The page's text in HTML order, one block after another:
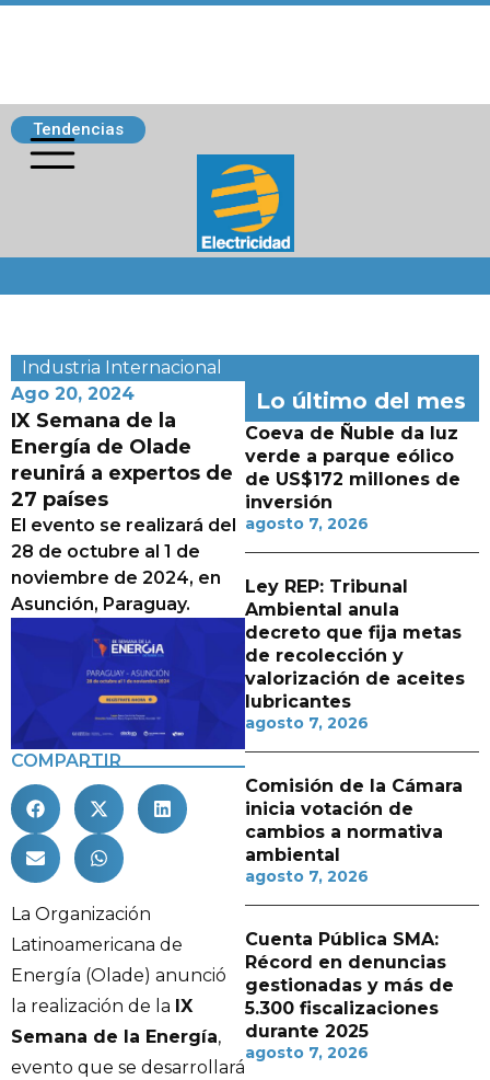
Tendencias
Industria Internacional
Ago 20, 2024
IX Semana de la
Energía de Olade
reunirá a expertos de
27 países
El evento se realizará del
28 de octubre al 1 de
noviembre de 2024, en
Asunción, Paraguay.
COMPARTIR
La Organización
Latinoamericana de
Energía (Olade) anunció
la realización de la IX
Semana de la Energía,
evento que se desarrollará
Lo último del mes
Coeva de Ñuble da luz
verde a parque eólico
de US$172 millones de
inversión
agosto 7, 2026
Ley REP: Tribunal
Ambiental anula
decreto que fija metas
de recolección y
valorización de aceites
lubricantes
agosto 7, 2026
Comisión de la Cámara
inicia votación de
cambios a normativa
ambiental
agosto 7, 2026
Cuenta Pública SMA:
Récord en denuncias
gestionadas y más de
5.300 fiscalizaciones
durante 2025
agosto 7, 2026